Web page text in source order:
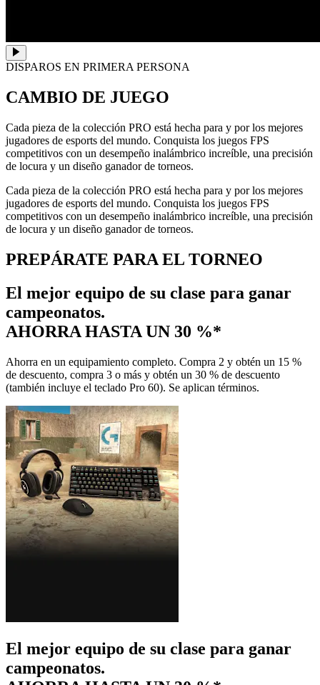
DISPAROS EN PRIMERA PERSONA
CAMBIO DE JUEGO
Cada pieza de la colección PRO está hecha para y por los mejores
jugadores de esports del mundo. Conquista los juegos FPS
competitivos con un desempeño inalámbrico increíble, una precisión
de locura y un diseño ganador de torneos.
Cada pieza de la colección PRO está hecha para y por los mejores
jugadores de esports del mundo. Conquista los juegos FPS
competitivos con un desempeño inalámbrico increíble, una precisión
de locura y un diseño ganador de torneos.
PREPÁRATE PARA EL TORNEO
El mejor equipo de su clase para ganar
campeonatos.
AHORRA HASTA UN 30 %*
Ahorra en un equipamiento completo. Compra 2 y obtén un 15 %
de descuento, compra 3 o más y obtén un 30 % de descuento
(también incluye el teclado Pro 60). Se aplican términos.
El mejor equipo de su clase para ganar
campeonatos.